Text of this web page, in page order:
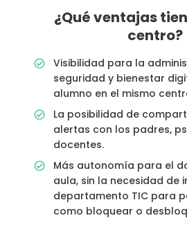
¿Qué ventajas
centro?
Visibilidad para la
seguridad y bienestar
alumno en el mismo
La posibilidad de
alertas con los padres,
docentes.
Más autonomía para el
aula, sin la necesidad de
departamento TIC para
como bloquear o